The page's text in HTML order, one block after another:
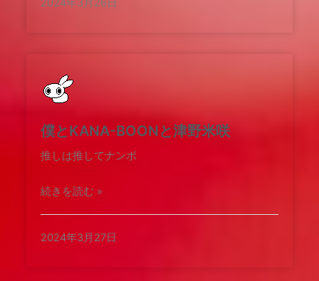
2024年3月26日
僕とKANA-BOONと津野米咲
推しは推してナンボ
続きを読む »
2024年3月27日